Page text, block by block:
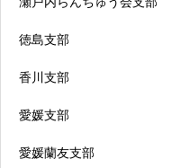
徳島支部
香川支部
愛媛支部
愛媛蘭友支部